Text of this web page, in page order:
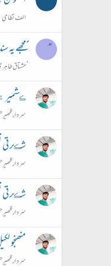
الف نظامی
ًًًمجھے
ًًًمشتاق
ڪشمير
سردار
شڪر تي
سردار
شڪر تي
سردار
سردار